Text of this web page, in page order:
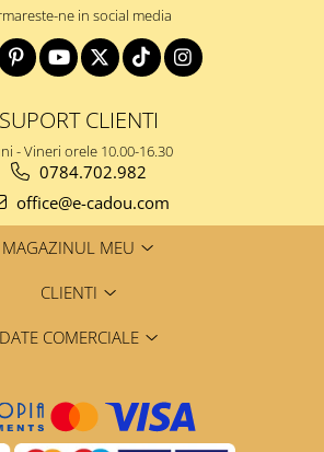
ne in social media
SUPORT CLIENTI
- Vineri orele 10.00-16.30
0784.702.982
office@e-cadou.com
MAGAZINUL MEU
CLIENTI
DATE COMERCIALE